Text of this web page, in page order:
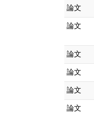
論文
論文
論文
論文
論文
論文